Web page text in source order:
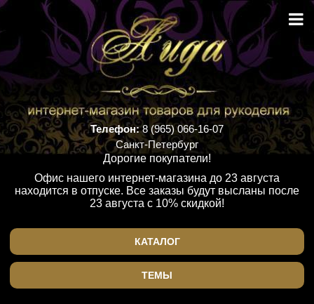
Телефон:8 (965) 066-16-07
Санкт-Петербург
Дорогие покупатели!
Офис нашего интернет-магазина до 23 августа
находится в отпуске. Все заказы будут высланы после
23 августа с 10% скидкой!
КАТАЛОГ
ТЕМЫ